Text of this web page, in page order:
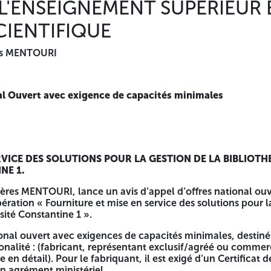
dûment remplie, signée, datée et cachetée. Le cahier
3 000.00 DA) dinars Algériens, non remboursables. VICE
-UNIVERSITE CONSTANTINE I FRERES MENTOURI-
déposées le dernier jour de la durée de Préparation
au jour ouvrable suivant. ✓ Le service contractant
par tout moyen. ✓ L'ouverture des plis aura lieu
de Constantine-1-Freres MENTOURI. En présence
fixée à Quatre-vingt (90) jours à compter de la date
et
SUPERIEUR ET DE LA
minimales
SUPERIEUR
MENTOURI
Ouvert avec exigence de capacités minimales
DES SOLUTIONS POUR LA GESTION DE LA
1.
MENTOURI, lance un avis d’appel d’offres national
« Fourniture et mise en service des solutions pour
Constantine 1 ».
ouvert avec exigences de capacités minimales,
: (fabricant, représentant exclusif/agréé ou
en détail). Pour le fabriquant, il est exigé d’un Certificat